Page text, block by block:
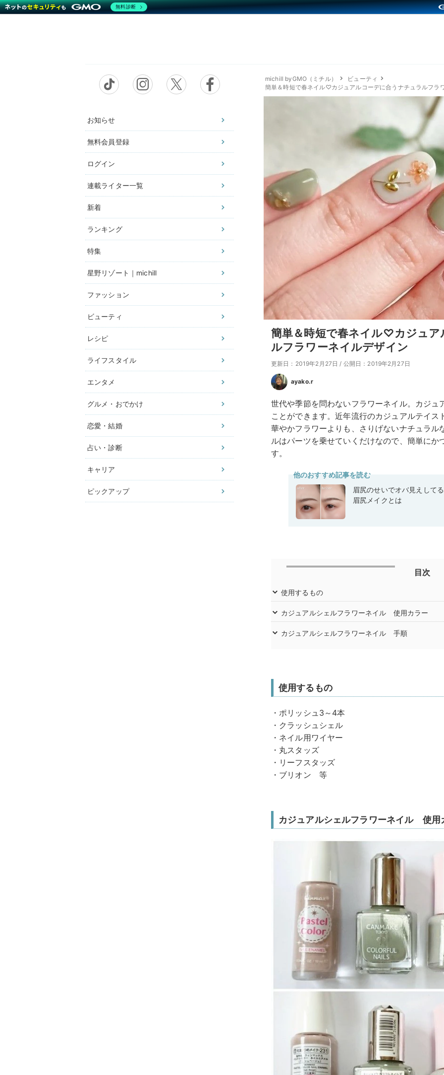
お知らせ
無料会員登録
ログイン
連載ライター一覧
新着
ランキング
特集
星野リゾート｜michill
ファッション
ビューティ
レシピ
ライフスタイル
エンタメ
グルメ・おでかけ
恋愛・結婚
占い・診断
キャリア
ピックアップ
michill byGMO（ミチル）
ビューティ
簡単＆時短で春ネイル♡カジュアルコーデに合うナチュラルフラ
簡単＆時短で春ネイル♡カジュ
ルフラワーネイルデザイン
更新日：2019年2月27日 / 公開日：2019年2月27日
ayako.r
世代や季節を問わないフラワーネイル。カジュ
ことができます。近年流行のカジュアルテイ
華やかフラワーよりも、さりげないナチュラル
ルはパーツを乗せていくだけなので、簡単にか
す。
他のおすすめ記事を読む
眉尻のせいでオバ見えして
眉尻メイクとは
目次
使用するもの
カジュアルシェルフラワーネイル 使用カラー
カジュアルシェルフラワーネイル 手順
使用するもの
・ポリッシュ3～4本
・クラッシュシェル
・ネイル用ワイヤー
・丸スタッズ
・リーフスタッズ
・ブリオン 等
カジュアルシェルフラワーネイル 使用
無料診断